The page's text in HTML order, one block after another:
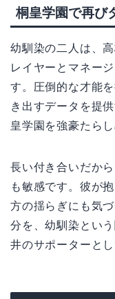
桐皇学園で再び
幼馴染の二人は、
レイヤーとマネー
す。圧倒的な才能
き出すデータを提
皇学園を強豪たら
長い付き合いだか
も敏感です。彼が
方の揺らぎにも気
分を、幼馴染とい
井のサポーターと